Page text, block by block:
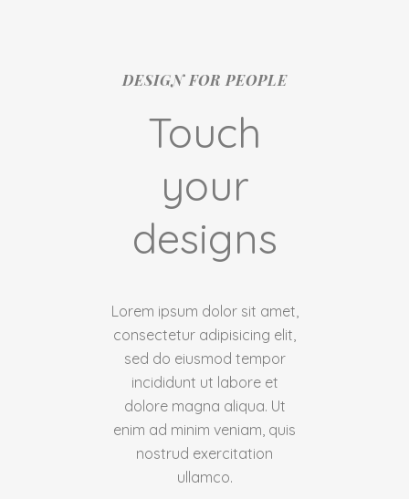
DESIGN FOR PEOPLE
Touch
your
designs
Lorem ipsum dolor sit amet,
consectetur adipisicing elit,
sed do eiusmod tempor
incididunt ut labore et
dolore magna aliqua. Ut
enim ad minim veniam, quis
nostrud exercitation
ullamco.